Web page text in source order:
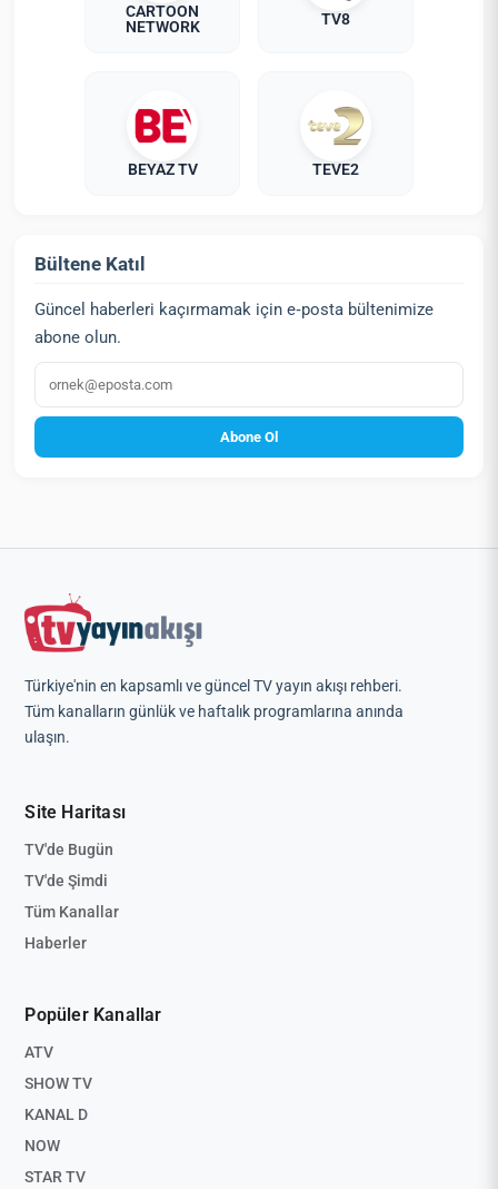
CARTOON
NETWORK
TV8
BEYAZ TV TEVE2
Bültene Katıl
Güncel haberleri kaçırmamak için e‑posta bültenimize
abone olun.
E‑posta
Abone Ol
Türkiye'nin en kapsamlı ve güncel TV yayın akışı rehberi.
Tüm kanalların günlük ve haftalık programlarına anında
ulaşın.
Site Haritası
TV'de Bugün
TV'de Şimdi
Tüm Kanallar
Haberler
Popüler Kanallar
ATV
SHOW TV
KANAL D
NOW
STAR TV